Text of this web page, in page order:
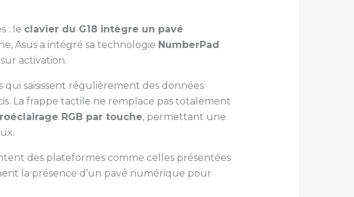
: le clavier du G18 intègre un pavé
Asus a intégré sa technologie NumberPad
activation.
saisissent régulièrement des données
La frappe tactile ne remplace pas totalement
RGB par touche, permettant une
des plateformes comme celles présentées
la présence d’un pavé numérique pour